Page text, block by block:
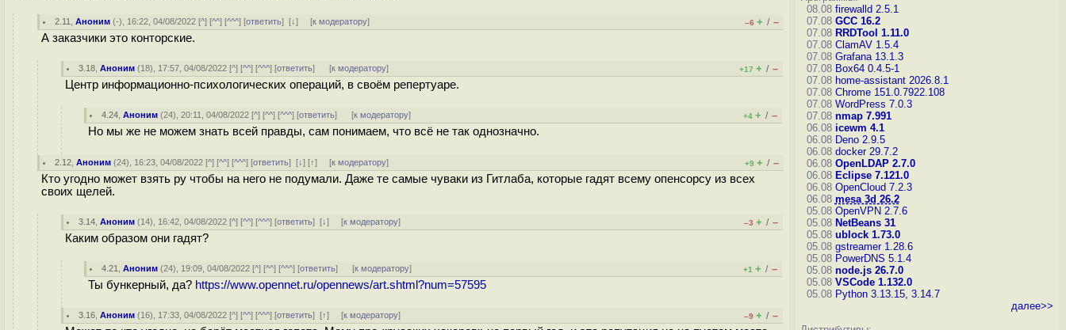
2.11 ,Аноним (-), 16:22, 04/08/2022 [^] [^^] [^^^] [ответить][↓] [к модератору] –6 + / –
А заказчики это конторские.
3.18 ,Аноним (18), 17:57, 04/08/2022 [^] [^^] [^^^] [ответить] [к модератору] +17 + / –
Центр информационно-психологических операций, в своём репертуаре.
4.24 ,Аноним (24), 20:11, 04/08/2022 [^] [^^] [^^^] [ответить] [к модератору] +4 + / –
Но мы же не можем знать всей правды, сам понимаем, что всё не так однозначно.
2.12 ,Аноним (24), 16:23, 04/08/2022 [^] [^^] [^^^] [ответить][↓] [↑] [к модератору] +9 + / –
Кто угодно может взять ру чтобы на него не подумали. Даже те самые чуваки из Гитлаба, которые гадят всему опенсорсу из всех
своих щелей.
3.14 ,Аноним (14), 16:42, 04/08/2022 [^] [^^] [^^^] [ответить][↓] [к модератору] –3 + / –
Каким образом они гадят?
4.21 ,Аноним (24), 19:09, 04/08/2022 [^] [^^] [^^^] [ответить] [к модератору] +1 + / –
Ты бункерный, да? https://www.opennet.ru/opennews/art.shtml?num=57595
3.16 ,Аноним (16), 17:33, 04/08/2022 [^] [^^] [^^^] [ответить][↑] [к модератору] –9 + / –
08.08 firewalld 2.5.1
07.08 GCC 16.2
07.08 RRDTool 1.11.0
07.08 ClamAV 1.5.4
07.08 Grafana 13.1.3
07.08 Box64 0.4.5-1
07.08 home-assistant 2026.8.1
07.08 Chrome 151.0.7922.108
07.08 WordPress 7.0.3
07.08 nmap 7.991
06.08 icewm 4.1
06.08 Deno 2.9.5
06.08 docker 29.7.2
06.08 OpenLDAP 2.7.0
06.08 Eclipse 7.121.0
06.08 OpenCloud 7.2.3
06.08 mesa 3d 26.2
05.08 OpenVPN 2.7.6
05.08 NetBeans 31
05.08 ublock 1.73.0
05.08 gstreamer 1.28.6
05.08 PowerDNS 5.1.4
05.08 node.js 26.7.0
05.08 VSCode 1.132.0
05.08 Python 3.13.15, 3.14.7
далее>>